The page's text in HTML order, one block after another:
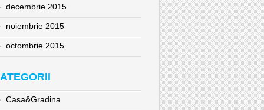
decembrie 2015
noiembrie 2015
octombrie 2015
Casa&Gradina